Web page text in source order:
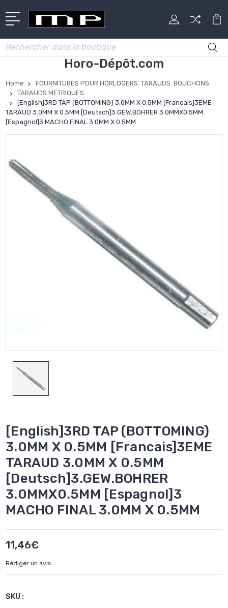
Rechercher
Horo-Dépôt.com
Home
FOURNITURES POUR HORLOGERS. TARAUDS. BOUCHONS.
TARAUDS METRIQUES
[English]3RD TAP (BOTTOMING) 3.0MM X 0.5MM [Francais]3EME
TARAUD 3.0MM X 0.5MM [Deutsch]3.GEW.BOHRER 3.0MMX0.5MM
[Espagnol]3 MACHO FINAL 3.0MM X 0.5MM
[English]3RD TAP (BOTTOMING)
3.0MM X 0.5MM [Francais]3EME
TARAUD 3.0MM X 0.5MM
[Deutsch]3.GEW.BOHRER
3.0MMX0.5MM [Espagnol]3
MACHO FINAL 3.0MM X 0.5MM
11,46€
Rédiger un avis
SKU :